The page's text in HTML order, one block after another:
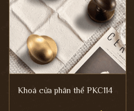
Khoá cửa phân thể PKC114